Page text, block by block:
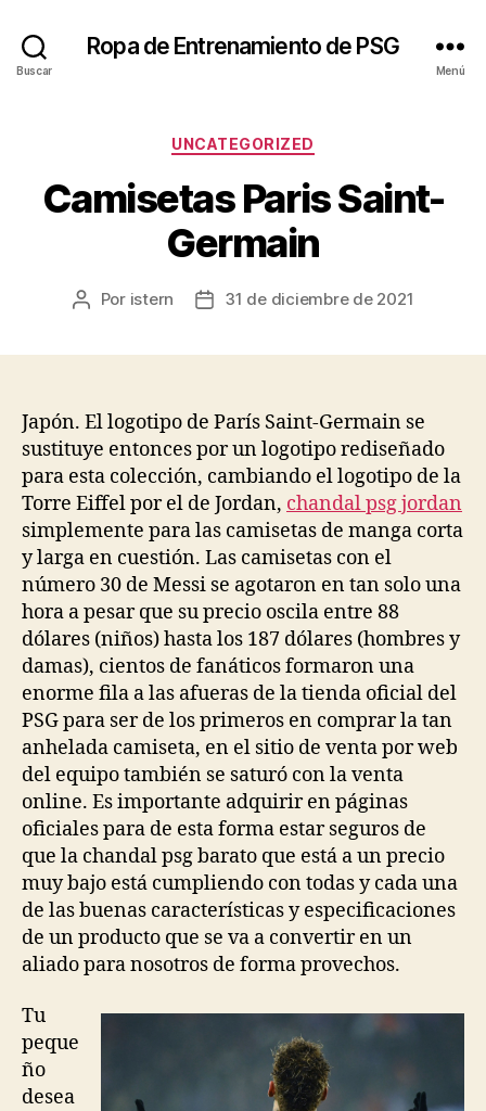
Buscar
Ropa de Entrenamiento de PSG
Menú
Categorías
UNCATEGORIZED
Camisetas Paris Saint-
Germain
Autor
Por istern
Fecha31 de diciembre de 2021
Japón. El logotipo de París Saint-Germain se
sustituye entonces por un logotipo rediseñado
para esta colección, cambiando el logotipo de la
Torre Eiffel por el de Jordan, chandal psg jordan
simplemente para las camisetas de manga corta
y larga en cuestión. Las camisetas con el
número 30 de Messi se agotaron en tan solo una
hora a pesar que su precio oscila entre 88
dólares (niños) hasta los 187 dólares (hombres y
damas), cientos de fanáticos formaron una
enorme fila a las afueras de la tienda oficial del
PSG para ser de los primeros en comprar la tan
anhelada camiseta, en el sitio de venta por web
del equipo también se saturó con la venta
online. Es importante adquirir en páginas
oficiales para de esta forma estar seguros de
que la chandal psg barato que está a un precio
muy bajo está cumpliendo con todas y cada una
de las buenas características y especificaciones
de un producto que se va a convertir en un
aliado para nosotros de forma provechos.
Tu
peque
ño
desea